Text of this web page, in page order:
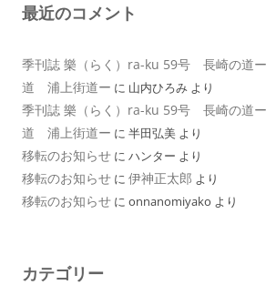
最近のコメント
季刊誌 樂（らく）ra-ku 59号 長崎の道
道 浦上街道ー に 山内ひろみ より
季刊誌 樂（らく）ra-ku 59号 長崎の道
道 浦上街道ー に 半田弘美 より
移転のお知らせ に ハンター より
移転のお知らせ に 伊神正太郎 より
移転のお知らせ に onnanomiyako より
カテゴリー